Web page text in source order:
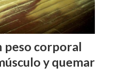
peso corporal
y quemar